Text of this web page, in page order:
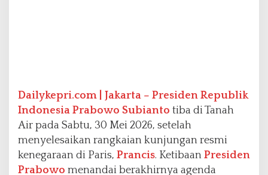
e
r
a
n
c
Dailykepri.com | Jakarta – Presiden Republik
Indonesia Prabowo Subianto tiba di Tanah
Air pada Sabtu, 30 Mei 2026, setelah
menyelesaikan rangkaian kunjungan resmi
kenegaraan di Paris, Prancis. Ketibaan Presiden
Prabowo menandai berakhirnya agenda